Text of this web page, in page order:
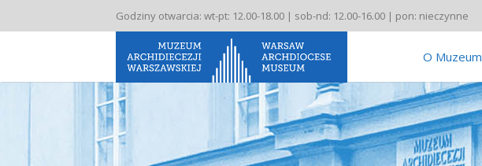
Godziny otwarcia: wt-pt: 12.00-18.00 | sob-nd: 12.00-16.00 | pon: nieczynne
O Muzeum